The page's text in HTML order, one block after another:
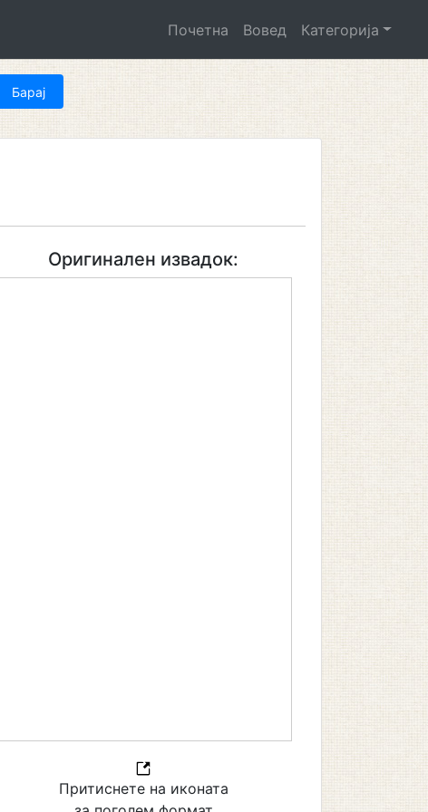
Почетна Вовед Категорија
Оригинален извадок:
Притиснете на иконата